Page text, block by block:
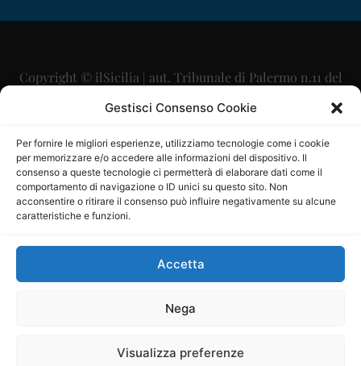
Gestisci Consenso Cookie
Per fornire le migliori esperienze, utilizziamo tecnologie come i cookie
per memorizzare e/o accedere alle informazioni del dispositivo. Il
consenso a queste tecnologie ci permetterà di elaborare dati come il
comportamento di navigazione o ID unici su questo sito. Non
acconsentire o ritirare il consenso può influire negativamente su alcune
caratteristiche e funzioni.
Accetta
Nega
Visualizza preferenze
Copyright © ilSicilia | aut. Tribunale di Palermo n.11 del
29/09/2015
Direttore Editoriale: Maurizio Scaglione
Direttore Responsabile: Maria Calabrese
P.IVA: 06334930820
Mercurio Comunicazione Società Cooperativa a r.l. è
iscritta al Registro degli Operatori di Comunicazione al
Sito gestito daLa Digitale srl–info@ladigitale.it